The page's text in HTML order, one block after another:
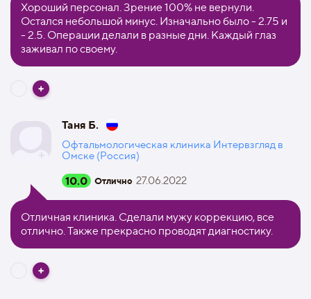
Хороший персонал. Зрение 100% не вернули.
Остался небольшой минус. Изначально было - 2.75 и
- 2.5. Операции делали в разные дни. Каждый глаз
заживал по своему.
Таня Б.
Офтальмологическая клиника Интервзгляд в
Омске (Россия)
10.0 Отлично 27.06.2022
Отличная клиника. Сделали мужу коррекцию, все
отлично. Также прекрасно проводят диагностику.